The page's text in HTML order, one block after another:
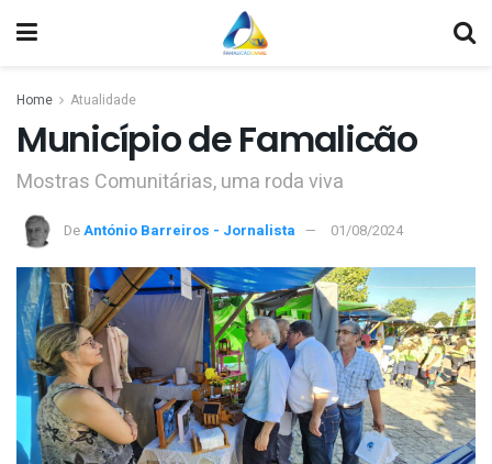
Home Atualidade
Município de Famalicão
Mostras Comunitárias, uma roda viva
DeAntónio Barreiros - Jornalista 01/08/2024